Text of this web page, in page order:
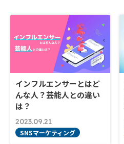
インフルエンサーとはど
んな人？芸能人との違い
は？
2023.09.21
SNSマーケティング